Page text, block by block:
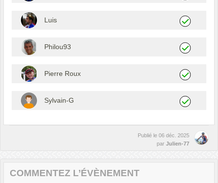
Luis
Philou93
Pierre Roux
Sylvain-G
Publié le 06 déc. 2025
par Julien-77
COMMENTEZ L’ÉVÈNEMENT